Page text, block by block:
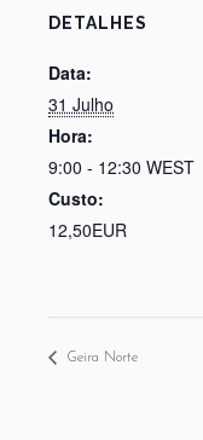
DETALHES
Data:
31 Julho
Hora:
9:00 - 12:30 WEST
Custo:
12,50EUR
Geira Norte